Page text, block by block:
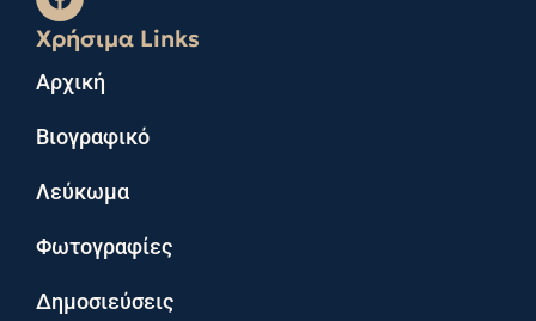
Χρήσιμα Links
Αρχική
Βιογραφικό
Λεύκωμα
Φωτογραφίες
Δημοσιεύσεις